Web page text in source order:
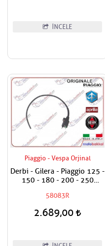
İNCELE
Piaggio - Vespa Orjinal
Derbi - Gilera - Piaggio 125 -
150 - 180 - 200 - 250
58083R
2.689,00